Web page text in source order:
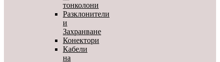
тонколони
Разклонители
и
Захранване
Конектори
Кабели
на